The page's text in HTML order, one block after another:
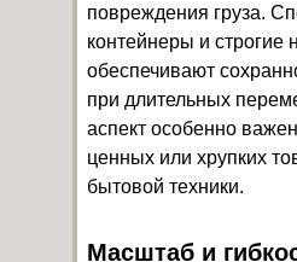
повреждения груза.
контейнеры и строгие
обеспечивают
при длительных
аспект особенно
ценных или хрупких
бытовой техники.
Масштаб и